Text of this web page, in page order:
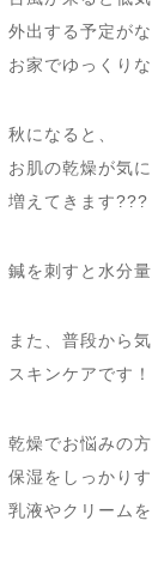
外出する予定が
お家でゆっくり
秋になると、
お肌の乾燥が気
増えてきます???
鍼を刺すと水分
また、普段から
スキンケアです！
乾燥でお悩みの
保湿をしっかり
乳液やクリーム